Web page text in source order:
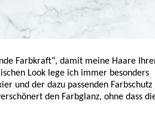
Farbkraft“, damit meine Haare
Look lege ich immer besonders
und der dazu passenden Farbschutz
den Farbglanz, ohne dass